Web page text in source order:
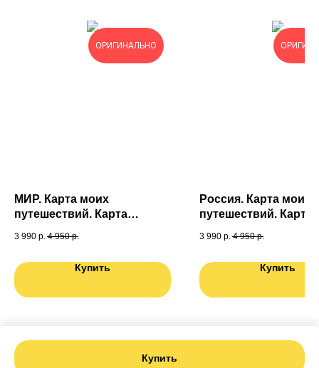
Купить
ОРИГИНАЛЬНО
МИР. Карта моих
путешествий. Карта
специально для Вас. Карта
3 990 р. 4 950 р.
Купить
Россия. Карта моих
путешествий. Карта
специально для
3 990 р. 4 950 р.
Купить